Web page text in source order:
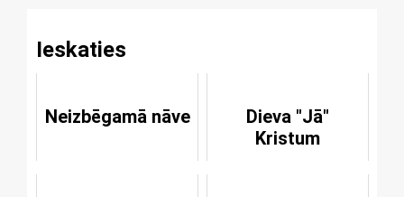
Ieskaties
Neizbēgamā nāve
Dieva "Jā"
Kristum